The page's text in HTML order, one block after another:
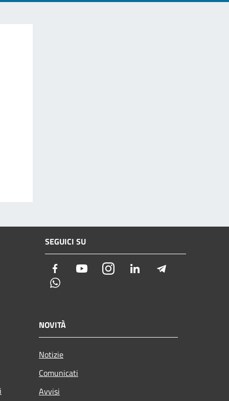
SEGUICI SU
Facebook YoutubeInstagramLinkedIn
NOVITÀ
Notizie
Comunicati
Avvisi